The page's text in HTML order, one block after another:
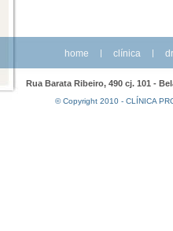
home | clínica |
Rua Barata Ribeiro, 490 cj. 101 -
© Copyright 2010 - CLÍNICA